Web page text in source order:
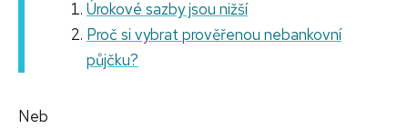
Úrokové sazby jsou nižší
Proč si vybrat prověřenou nebankovní
půjčku?
Neb